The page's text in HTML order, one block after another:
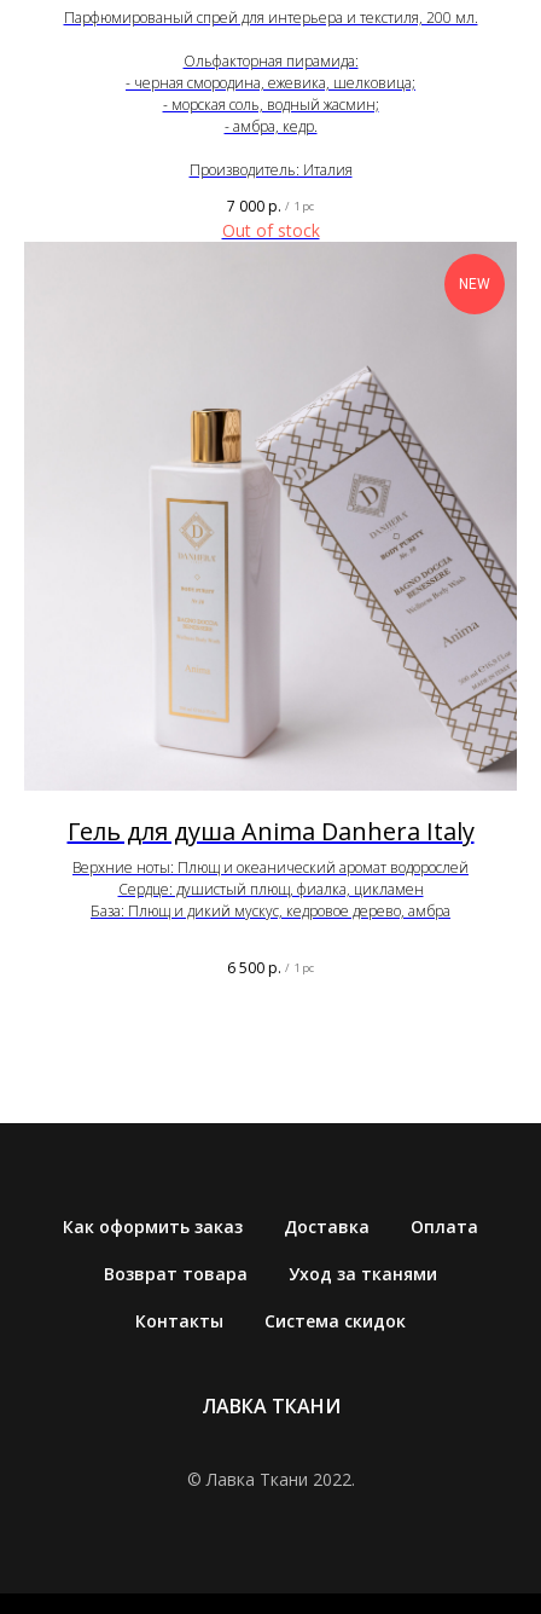
Парфюмированый спрей для интерьера и текстиля, 200 мл.
Ольфакторная пирамида:
- черная смородина, ежевика, шелковица;
- морская соль, водный жасмин;
- амбра, кедр.
Производитель: Италия
7 000р. / 1 pc
Out of stock
NEW
Гель для душа Anima Danhera Italy
Верхние ноты: Плющ и океанический аромат водорослей
Сердце: душистый плющ, фиалка, цикламен
База: Плющ и дикий мускус, кедровое дерево, амбра
6 500р. / 1 pc
Как оформить заказ Доставка Оплата
Возврат товара Уход за тканями
Контакты Система скидок
ЛАВКА ТКАНИ
© Лавка Ткани 2022.